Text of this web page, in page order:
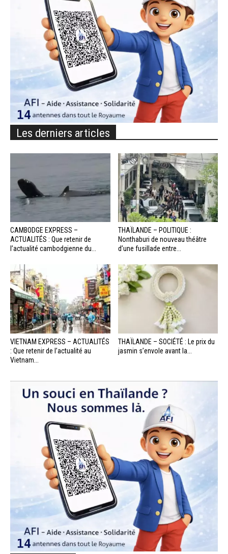
Les derniers articles
CAMBODGE EXPRESS –
ACTUALITÉS : Que retenir de
l’actualité cambodgienne du...
THAÏLANDE – POLITIQUE :
Nonthaburi de nouveau théâtre
d’une fusillade entre...
VIETNAM EXPRESS – ACTUALITÉS
: Que retenir de l’actualité au
Vietnam...
THAÏLANDE – SOCIÉTÉ : Le prix du
jasmin s’envole avant la...